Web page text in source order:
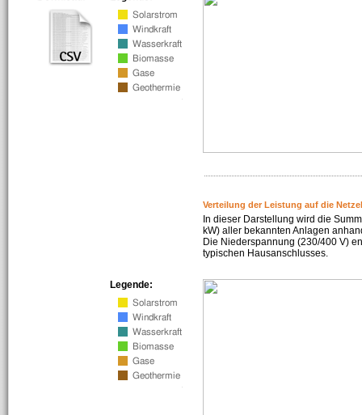
Verteilung der Leistung auf die
In dieser Darstellung wird die
kW) aller bekannten Anlagen
Die Niederspannung (230/400 V)
typischen Hausanschlusses.
Legende: